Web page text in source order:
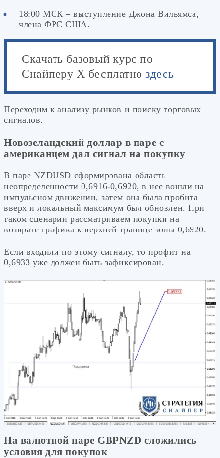
18:00 МСК – выступление Джона Вильямса,
члена ФРС США.
Скачать базовый курс по
Снайперу Х бесплатноздесь
Переходим к анализу рынков и поиску торговых
сигналов.
Новозеландский доллар в паре с
американцем дал сигнал на покупку
В паре NZDUSD сформирована область
неопределенности 0,6916-0,6920, в нее вошли на
импульсном движении, затем она была пробита
вверх и локальный максимум был обновлен. При
таком сценарии рассматриваем покупки на
возврате графика к верхней границе зоны 0,6920.
Если входили по этому сигналу, то профит на
0,6933 уже должен быть зафиксирован.
На валютной паре GBPNZD сложились
условия для покупок